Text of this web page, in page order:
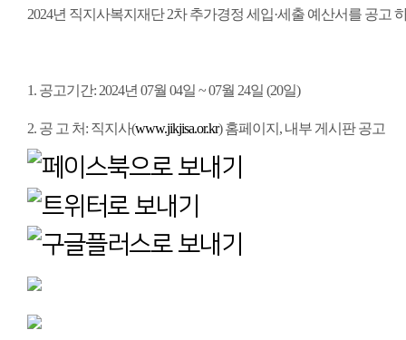
2024년 직지사복지재단 2차 추가경정 세입·세출 예산서를 공고
1. 공고기간: 2024년 07월 04일 ~ 07월 24일 (20일)
2. 공 고 처: 직지사(www.jikjisa.or.kr) 홈페이지, 내부 게시판 공고